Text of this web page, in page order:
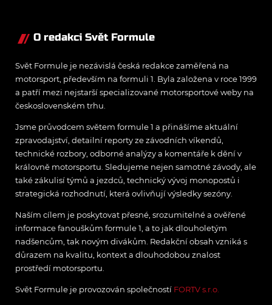
O redakci Svět Formule
Svět Formule je nezávislá česká redakce zaměřená na
motorsport, především na formuli 1. Byla založena v roce 1999
a patří mezi nejstarší specializované motorsportové weby na
československém trhu.
Jsme průvodcem světem formule 1 a přinášíme aktuální
zpravodajství, detailní reporty ze závodních víkendů,
technické rozbory, odborné analýzy a komentáře k dění v
královně motorsportu. Sledujeme nejen samotné závody, ale
také zákulisí týmů a jezdců, technický vývoj monopostů i
strategická rozhodnutí, která ovlivňují výsledky sezóny.
Naším cílem je poskytovat přesné, srozumitelné a ověřené
informace fanouškům formule 1, a to jak dlouholetým
nadšencům, tak novým divákům. Redakční obsah vzniká s
důrazem na kvalitu, kontext a dlouhodobou znalost
prostředí motorsportu.
Svět Formule je provozován společností FORTV s.r.o.